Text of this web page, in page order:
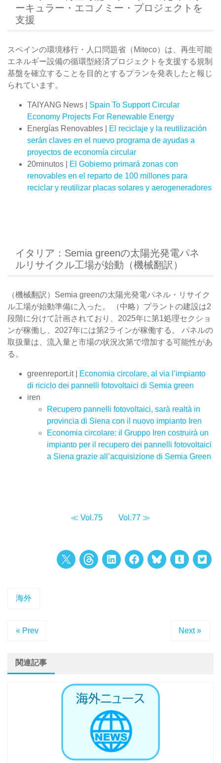
ーキュラー・エコノミー・プロジェクトを
支援
スペインの環境移行・人口問題省（Miteco）は、再生可能
エネルギー設備の循環型経済プロジェクトを支援する規制
基盤を確立することを目的とするプランを発表したと報じ
られています。
TAIYANG News | Spain To Support Circular
Economy Projects For Renewable Energy
Energías Renovables |
El reciclaje y la reutilización
serán claves en el nuevo programa de ayudas a
proyectos de economía circular
20minutos |
El Gobierno primará zonas con
renovables en el reparto de 100 millones para
reciclar y reutilizar placas solares y aerogeneradores
イタリア：Semia greenの太陽光発電パネ
ルリサイクル工場が始動（機械翻訳）
（機械翻訳）Semia greenの太陽光発電パネル・リサイク
ル工場が始動準備に入った。 （中略）プラントの建設は2
段階に分けて計画されており、2025年に第1処理セクショ
ンが稼働し、2027年には第2ラインが稼働する。 パネルの
取扱量は、流入量と市場の状況次第で増加する可能性があ
る。
greenreport.it |
Economia circolare, al via l’impianto
di riciclo dei pannelli fotovoltaici di Semia green
iren
Recupero pannelli fotovoltaici, sarà realtà in
provincia di Siena con il nuovo impianto Iren
Economia circolare: il Gruppo Iren costruirà un
impianto per il recupero dei pannelli fotovoltaici
a Siena grazie all’acquisizione di Semia Green
≪ Vol.75 Vol.77 ≫
海外
« Prev Next »
関連記事